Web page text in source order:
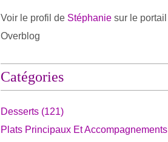
Voir le profil de Stéphanie sur le portail
Overblog
Catégories
Desserts (121)
Plats Principaux Et Accompagnements